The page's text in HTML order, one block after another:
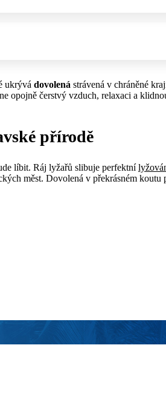
ukrývá dovolená strávená v chráněné
opojně čerstvý vzduch, relaxaci a
přírodě
líbit. Ráj lyžařů slibuje perfektní
měst. Dovolená v překrásném